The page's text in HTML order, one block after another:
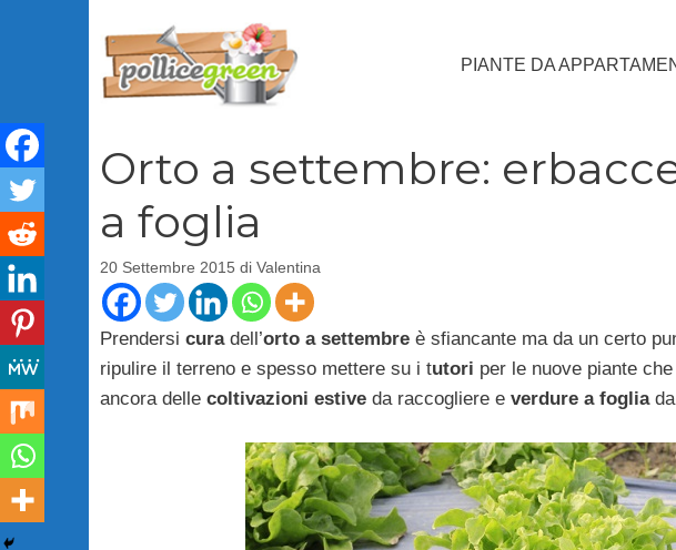
PIANTE DA
Orto a settembre:
a foglia
20 Settembre 2015 di Valentina
Prendersi curadell’orto a settembreè sfiancante ma da un certo
ripulire il terreno e spesso mettere su i tutori per le nuove piante
ancora delle coltivazioni estiveda raccogliere everdure a fogliada